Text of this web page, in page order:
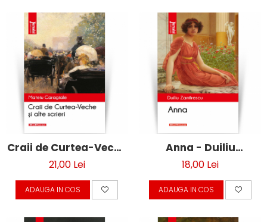
Craii de Curtea-Veche
- Mateiu Caragiale
21,00 Lei
ADAUGA IN COS
Anna - Duiliu
Zamfirescu, editia
2021
18,00 Lei
ADAUGA IN COS